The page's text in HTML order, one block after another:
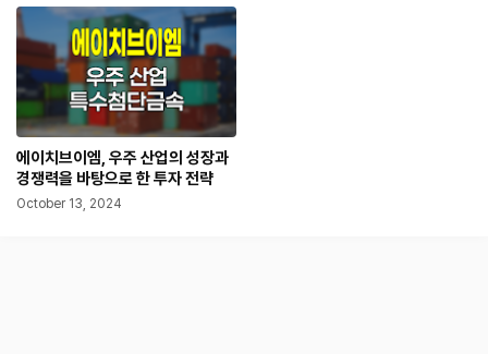
에이치브이엠, 우주 산업의 성장과
경쟁력을 바탕으로 한 투자 전략
October 13, 2024